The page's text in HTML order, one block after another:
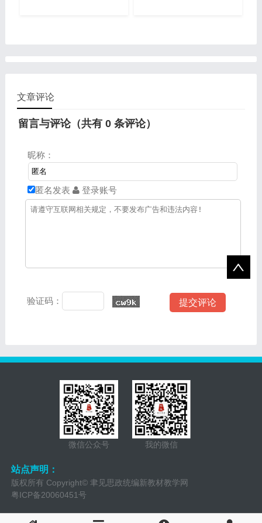
文章评论
留言与评论（共有 0条评论）
昵称：
匿名发表 登录账号
验证码：
微信公众号 我的微信
站点声明：
版权所有 Copyright© 聿见思政统编新教材教学网
粤ICP备20060451号
QQ：157520968 QQ群：2743800